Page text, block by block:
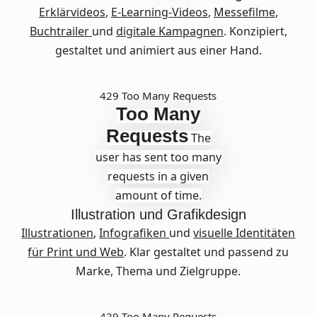
Erklärvideos, E-Learning-Videos, Messefilme,
Buchtrailer und digitale Kampagnen. Konzipiert,
gestaltet und animiert aus einer Hand.
429 Too Many Requests
Too Many
RequestsThe
user has sent too many
requests in a given
amount of time.
Illustration und Grafikdesign
Illustrationen,Infografiken undvisuelle Identitäten
für Print und Web. Klar gestaltet und passend zu
Marke, Thema und Zielgruppe.